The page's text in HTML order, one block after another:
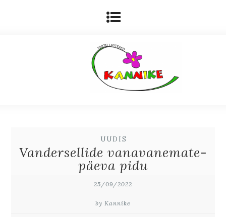
UUDIS
Vandersellide vanavanemate-
päeva pidu
25/09/2022
by Kannike